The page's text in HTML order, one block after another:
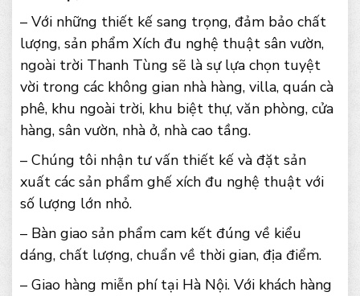
– Với những thiết kế sang trọng, đảm bảo chất
lượng, sản phẩm Xích đu nghệ thuật sân vườn,
ngoài trời Thanh Tùng sẽ là sự lựa chọn tuyệt
vời trong các không gian nhà hàng, villa, quán cà
phê, khu ngoài trời, khu biệt thự, văn phòng, cửa
hàng, sân vườn, nhà ở, nhà cao tầng.
– Chúng tôi nhận tư vấn thiết kế và đặt sản
xuất các sản phẩm ghế xích đu nghệ thuật với
số lượng lớn nhỏ.
– Bàn giao sản phẩm cam kết đúng về kiểu
dáng, chất lượng, chuẩn về thời gian, địa điểm.
– Giao hàng miễn phí tại Hà Nội. Với khách hàng